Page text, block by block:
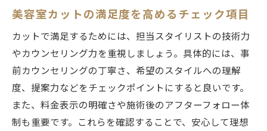
美容室カットは当日でも安心して利用可能
予約不要の美容室が重宝される理由とは
急なカットにも対応できる美容室の探し方
江古田駅周辺で予約不要な美容室活用術
コストパフォーマンス重視の美容室利用法
美容室カットの満足度を高めるチェック項目
カットで満足するためには、担当スタイリストの技術力
やカウンセリング力を重視しましょう。具体的には、事
前カウンセリングの丁寧さ、希望のスタイルへの理解
度、提案力などをチェックポイントにすると良いです。
また、料金表示の明確さや施術後のアフターフォロー体
制も重要です。これらを確認することで、安心して理想